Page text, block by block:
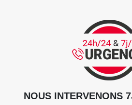
NOUS INTERVENONS